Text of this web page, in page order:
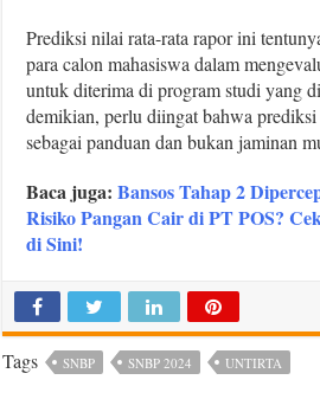
Prediksi nilai rata-rata rapor ini
para calon mahasiswa dalam
untuk diterima di program studi yang
demikian, perlu diingat bahwa
sebagai panduan dan bukan jaminan
Baca juga:Bansos Tahap 2
Risiko Pangan Cair di PT POS?
di Sini!
Tags SNBP SNBP 2024 UNTIRTA